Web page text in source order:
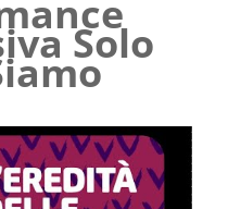
Solo